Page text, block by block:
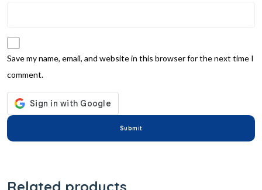
Save my name, email, and website in this browser for the next time I
comment.
Related products